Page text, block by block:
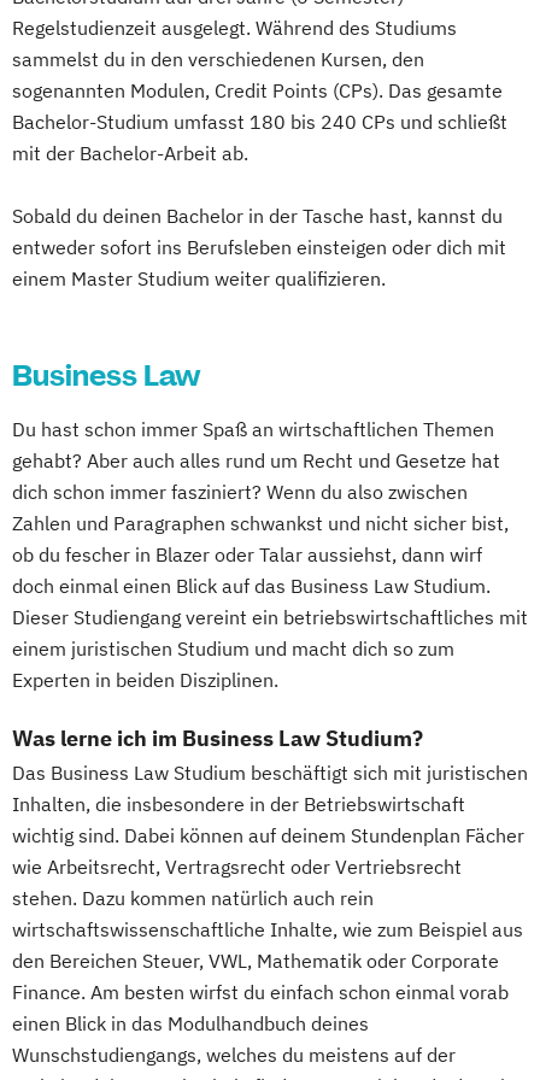
Regelstudienzeit ausgelegt. Während des Studiums
sammelst du in den verschiedenen Kursen, den
sogenannten Modulen, Credit Points (CPs). Das gesamte
Bachelor-Studium umfasst 180 bis 240 CPs und schließt
mit der Bachelor-Arbeit ab.
Sobald du deinen Bachelor in der Tasche hast, kannst du
entweder sofort ins Berufsleben einsteigen oder dich mit
einem Master Studium weiter qualifizieren.
Business Law
Du hast schon immer Spaß an wirtschaftlichen Themen
gehabt? Aber auch alles rund um Recht und Gesetze hat
dich schon immer fasziniert? Wenn du also zwischen
Zahlen und Paragraphen schwankst und nicht sicher bist,
ob du fescher in Blazer oder Talar aussiehst, dann wirf
doch einmal einen Blick auf das Business Law Studium.
Dieser Studiengang vereint ein betriebswirtschaftliches mit
einem juristischen Studium und macht dich so zum
Experten in beiden Disziplinen.
Was lerne ich im Business Law Studium?
Das Business Law Studium beschäftigt sich mit juristischen
Inhalten, die insbesondere in der Betriebswirtschaft
wichtig sind. Dabei können auf deinem Stundenplan Fächer
wie Arbeitsrecht, Vertragsrecht oder Vertriebsrecht
stehen. Dazu kommen natürlich auch rein
wirtschaftswissenschaftliche Inhalte, wie zum Beispiel aus
den Bereichen Steuer, VWL, Mathematik oder Corporate
Finance. Am besten wirfst du einfach schon einmal vorab
einen Blick in das Modulhandbuch deines
Wunschstudiengangs, welches du meistens auf der